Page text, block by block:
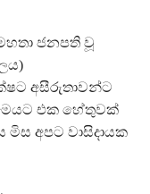
ජනපති වූ
අසීරුතාවන්ට
එක හේතුවක්
මිස අපට වාසිදායක